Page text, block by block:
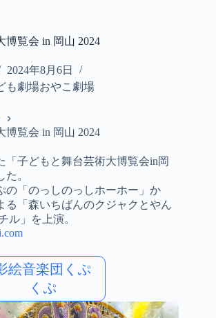
博覧会 in 岡山 2024
2024年8月6日
も劇場おやこ劇場
博覧会 in 岡山 2024
「子どもと舞台芸術大博覧会in岡
。
の「のっしのっしホーホー」か
る「森いちばんのクジャクとやん
ル」を上演。
絵音楽団くぷ
くぷ